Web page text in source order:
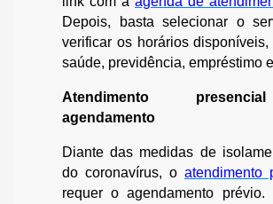
Depois, basta selecionar o
verificar os horários disponíveis,
saúde, previdência, empréstimo
Atendimento
agendamento
Diante das medidas de
do coronavírus, o atendimento
requer o agendamento prévio.